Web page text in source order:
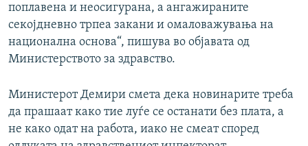
поплавена и неосигурана, а ангажираните
секојдневно трпеа закани и омаловажувања на
национална основа“, пишува во објавата од
Министерството за здравство.
Министерот Демири смета дека новинарите треба
да прашаат како тие луѓе се останати без плата, а
не како одат на работа, иако не смеат според